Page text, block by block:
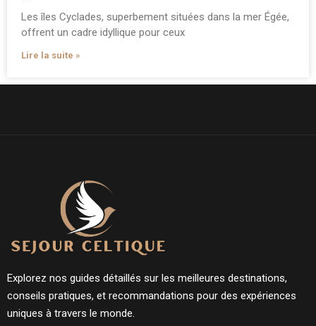
Les îles Cyclades, superbement situées dans la mer Égée,
offrent un cadre idyllique pour ceux
Lire la suite »
Explorez nos guides détaillés sur les meilleures destinations,
conseils pratiques, et recommandations pour des expériences
uniques à travers le monde.